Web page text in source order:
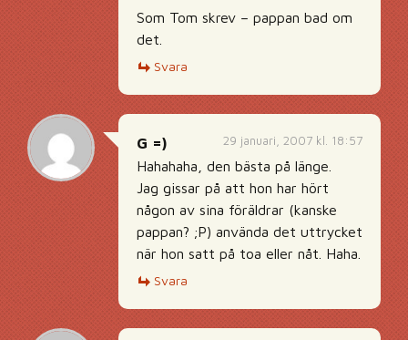
Som Tom skrev – pappan bad om
det.
Svara
29 januari, 2007 kl. 18:57
G =)
Hahahaha, den bästa på länge.
Jag gissar på att hon har hört
någon av sina föräldrar (kanske
pappan? ;P) använda det uttrycket
när hon satt på toa eller nåt. Haha.
Svara